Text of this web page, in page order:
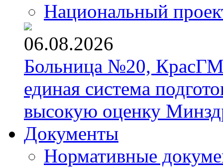
Национальный
06.08.2026
Больница №20,
единая система
высокую оценку
Документы
Нормативные